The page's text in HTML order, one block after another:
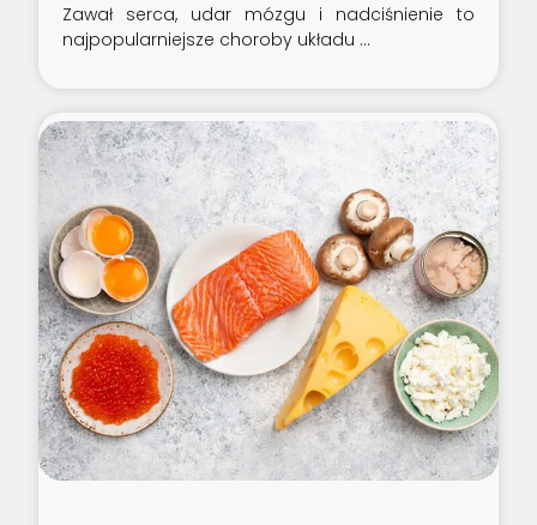
Zawał serca, udar mózgu i nadciśnienie to
najpopularniejsze choroby układu